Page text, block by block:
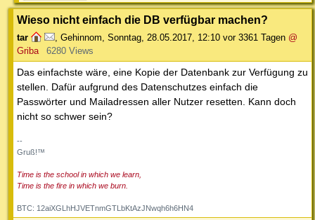
Wieso nicht einfach die DB verfügbar machen?
tar Gehinnom Sonntag, 28.05.2017, 12:10 vor 3361 Tagen @
Griba
6280 Views
Das einfachste wäre, eine Kopie der Datenbank zur Verfügung zu
stellen. Dafür aufgrund des Datenschutzes einfach die
Passwörter und Mailadressen aller Nutzer resetten. Kann doch
nicht so schwer sein?
--
Gruß!™
Time is the school in which we learn,
Time is the fire in which we burn.
BTC: 12aiXGLhHJVETnmGTLbKtAzJNwqh6h6HN4